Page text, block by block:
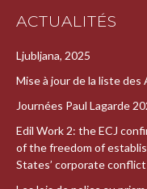
ACTUALITÉS
Ljubljana, 2025
Mise à jour de la liste
Journées Paul Lagarde
Edil Work 2: the ECJ
of the freedom of
States’ corporate